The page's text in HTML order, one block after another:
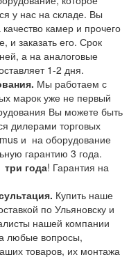
у нас на складе. Вы
камер и прочего
заказать его. Срок
а на аналоговые
1-2 дня.
Мы работаем с
марок уже не первый
Вы можете быть
дилерами торговых
и на оборудование
гарантию 3 года.
три года! Гарантия на
Купить наше
по Ульяновску и
нашей компании
любые вопросы,
товаров, их монтажа